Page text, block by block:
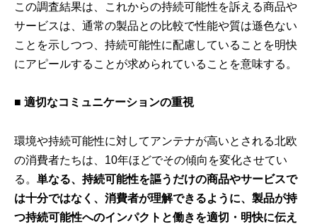
この調査結果は、これからの持続可能性を訴える商品や
サービスは、通常の製品との比較で性能や質は遜色ない
ことを示しつつ、持続可能性に配慮していることを明快
にアピールすることが求められていることを意味する。
■ 適切なコミュニケーションの重視
環境や持続可能性に対してアンテナが高いとされる北欧
の消費者たちは、10年ほどでその傾向を変化させてい
る。単なる、持続可能性を謳うだけの商品やサービスで
は十分ではなく、消費者が理解できるように、製品が持
つ持続可能性へのインパクトと働きを適切・明快に伝え